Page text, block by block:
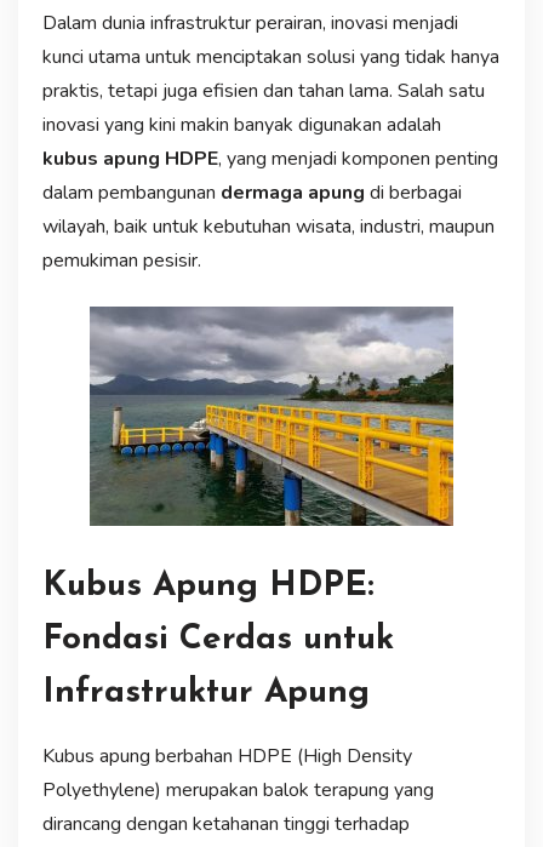
Dalam dunia infrastruktur perairan, inovasi menjadi
kunci utama untuk menciptakan solusi yang tidak hanya
praktis, tetapi juga efisien dan tahan lama. Salah satu
inovasi yang kini makin banyak digunakan adalah
kubus apung HDPE, yang menjadi komponen penting
dalam pembangunan dermaga apung di berbagai
wilayah, baik untuk kebutuhan wisata, industri, maupun
pemukiman pesisir.
Kubus Apung HDPE:
Fondasi Cerdas untuk
Infrastruktur Apung
Kubus apung berbahan HDPE (High Density
Polyethylene) merupakan balok terapung yang
dirancang dengan ketahanan tinggi terhadap